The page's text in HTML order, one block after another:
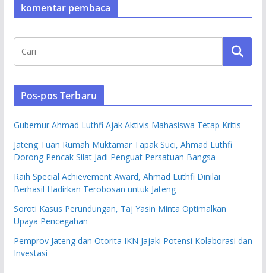
komentar pembaca
Pos-pos Terbaru
Gubernur Ahmad Luthfi Ajak Aktivis Mahasiswa Tetap Kritis
Jateng Tuan Rumah Muktamar Tapak Suci, Ahmad Luthfi
Dorong Pencak Silat Jadi Penguat Persatuan Bangsa
Raih Special Achievement Award, Ahmad Luthfi Dinilai
Berhasil Hadirkan Terobosan untuk Jateng
Soroti Kasus Perundungan, Taj Yasin Minta Optimalkan
Upaya Pencegahan
Pemprov Jateng dan Otorita IKN Jajaki Potensi Kolaborasi dan
Investasi